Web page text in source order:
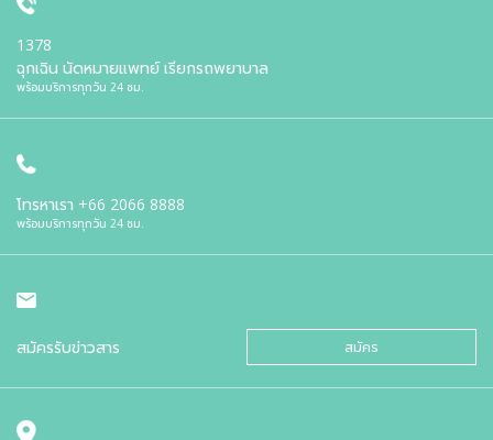
1378
ฉุกเฉิน นัดหมายแพทย์ เรียกรถพยาบาล
พร้อมบริการทุกวัน 24 ชม.
โทรหาเรา +66 2066 8888
พร้อมบริการทุกวัน 24 ชม.
สมัครรับข่าวสาร สมัคร